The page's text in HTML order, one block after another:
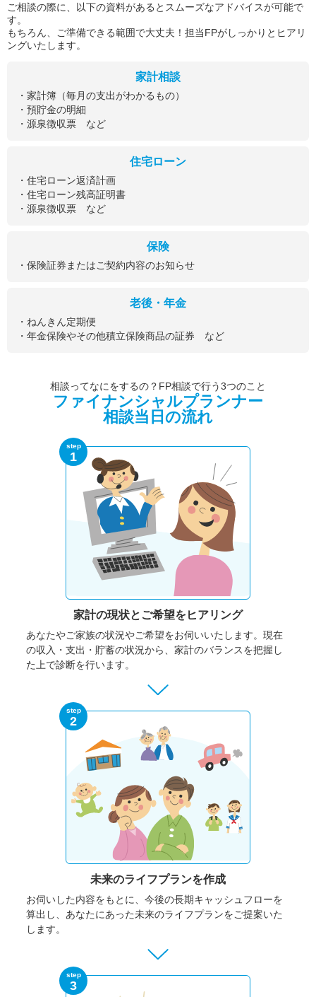
ご相談の際に、以下の資料があるとスムーズなアドバイスが可能で
す。
もちろん、ご準備できる範囲で大丈夫！担当FPがしっかりとヒアリ
ングいたします。
家計相談
・家計簿（毎月の支出がわかるもの）
・預貯金の明細
・源泉徴収票 など
住宅ローン
・住宅ローン返済計画
・住宅ローン残高証明書
・源泉徴収票 など
保険
・保険証券またはご契約内容のお知らせ
老後・年金
・ねんきん定期便
・年金保険やその他積立保険商品の証券 など
相談ってなにをするの？FP相談で行う3つのこと
ファイナンシャルプランナー
相談当日の流れ
step
1
家計の現状と ご希望をヒアリング
あなたやご家族の状況やご希望をお伺いいたします。 現在
の収入・支出・貯蓄の状況から、家計のバランスを把握し
た上で診断を行います。
step
2
未来のライフプランを作成
お伺いした内容をもとに、今後の長期キャッシュフローを
算出し、あなたにあった未来のライフプランをご提案いた
します。
step
3